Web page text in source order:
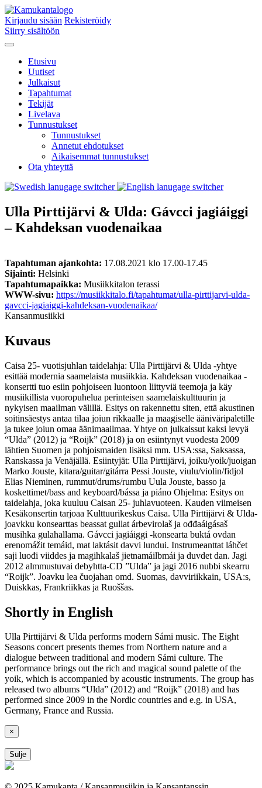
Kirjaudu sisään Rekisteröidy
Siirry sisältöön
Etusivu
Uutiset
Julkaisut
Tapahtumat
Tekijät
Livelava
Tunnustukset
Tunnustukset
Annetut ehdotukset
Aikaisemmat tunnustukset
Ota yhteyttä
Ulla Pirttijärvi & Ulda: Gávcci jagiáiggi
– Kahdeksan vuodenaikaa
Tapahtuman ajankohta: 17.08.2021 klo 17.00-17.45
Sijainti: Helsinki
Tapahtumapaikka: Musiikkitalon terassi
WWW-sivu: https://musiikkitalo.fi/tapahtumat/ulla-pirttijarvi-ulda-
gavcci-jagiaiggi-kahdeksan-vuodenaikaa/
Kansanmusiikki
Kuvaus
Caisa 25- vuotisjuhlan taidelahja: Ulla Pirttijärvi & Ulda -yhtye
esittää modernia saamelaista musiikkia. Kahdeksan vuodenaikaa -
konsertti tuo esiin pohjoiseen luontoon liittyviä teemoja ja käy
musiikillista vuoropuhelua perinteisen saamelaiskulttuurin ja
nykyisen maailman välillä. Esitys on rakennettu siten, että akustinen
soitinsäestys antaa tilaa joiun rikkaalle ja maagiselle ääniväripaletille
ja tukee joiun omaa äänimaailmaa. Yhtye on julkaissut kaksi levyä
“Ulda” (2012) ja “Roijk” (2018) ja on esiintynyt vuodesta 2009
lähtien Suomen ja pohjoismaiden lisäksi mm. USA:ssa, Saksassa,
Ranskassa ja Venäjällä. Esiintyjät: Ulla Pirttijärvi, joiku/yoik/juoigan
Marko Jouste, kitara/guitar/gitárra Pessi Jouste, viulu/violin/fidjol
Elias Nieminen, rummut/drums/rumbu Uula Jouste, basso ja
koskettimet/bass and keyboard/bássa ja piáno Ohjelma: Esitys on
taidelahja, joka kuuluu Caisan 25- juhlavuoteen. Kauden viimeisen
Kesäkonsertin tarjoaa Kulttuurikeskus Caisa. Ulla Pirttijärvi & Ulda-
joavkku konsearttas beassat gullat árbevirolaš ja ođđaáigásaš
musihka gulahallama. Gávcci jagiáiggi -konsearta buktá ovdan
erenomážit temáid, mat laktásit davvi lundui. Instrumeanttat láhčet
saji luođi viiddes ja magihkalaš jietnamáilbmái ja duvdet dan. Jagi
2012 almmustuvai debyhtta-CD ”Ulda” ja jagi 2016 nubbi skearru
“Roijk”. Joavku lea čuojahan omd. Suomas, davviriikkain, USA:s,
Duiskkas, Frankriikkas ja Ruoššas.
Shortly in English
Ulla Pirttijärvi & Ulda performs modern Sámi music. The Eight
Seasons concert presents themes from Northern nature and a
dialogue between traditional and modern Sámi culture. The
performance brings out the rich and magical sound palette of the
yoik, which is accompanied by acoustic instruments. The group has
released two albums “Ulda” (2012) and “Roijk” (2018) and has
performed since 2009 in the Nordic countries and e.g. in USA,
Germany, France and Russia.
×
Sulje